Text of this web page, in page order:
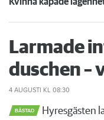
Larmade
duschen –
4 AUGUSTI KL 08:30
BÅSTAD
Hyresgästen